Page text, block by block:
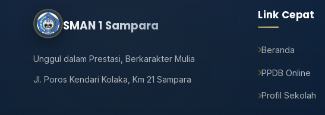
SMAN 1 Sampara
Unggul dalam Prestasi, Berkarakter Mulia
Jl. Poros Kendari Kolaka, Km 21 Sampara
Link Cepat
Beranda
PPDB Online
Profil Sekolah